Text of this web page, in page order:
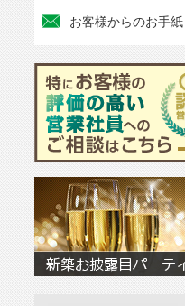
お客様からのお手紙